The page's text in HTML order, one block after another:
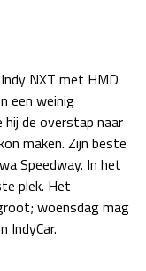
27 - 29 nov
za 19:00 - 20:00
zo 17:00 - 19:00
NXT met HMD
een weinig
de overstap naar
maken. Zijn beste
Speedway. In het
plek. Het
woensdag mag
IndyCar.